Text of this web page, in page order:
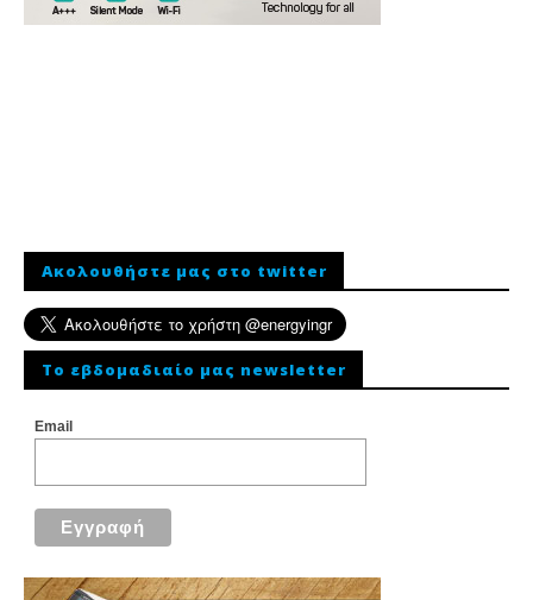
Ακολουθήστε μας στο twitter
To εβδομαδιαίο μας newsletter
Email